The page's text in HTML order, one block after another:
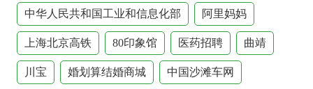
中华人民共和国工业和信息化部 阿里妈妈
上海北京高铁 80印象馆 医药招聘 曲靖
川宝 婚划算结婚商城 中国沙滩车网